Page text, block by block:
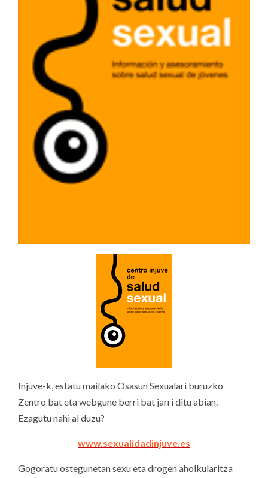
Injuve-k, estatu mailako Osasun Sexualari buruzko
Zentro bat eta webgune berri bat jarri ditu abian.
Ezagutu nahi al duzu?
www.sexualidadinjuve.es
Gogoratu ostegunetan sexu eta drogen aholkularitza